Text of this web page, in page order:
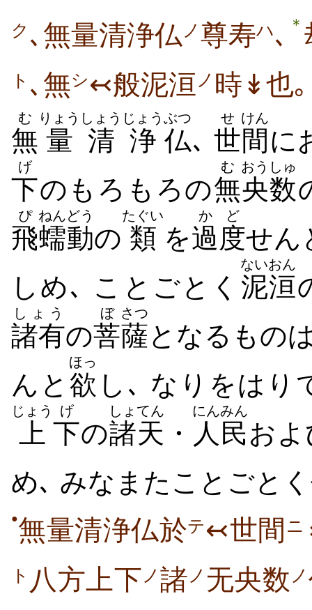
ク ､無量清浄仏 ノ 尊寿ハ､ ＊
ト ､無シ↢般泥洹 ノ 時↡也｡
無
む
量
りょう
清浄
しょうじょう
仏
ぶつ
､ 世
せ
間
けん
に
下
げ
のもろもろの無
む
央数
おうしゅ
飛
ぴ
蠕動
ねんどう
の 類
たぐい
を過度
かど
せん
しめ､ ことごとく 泥洹
ないおん
諸有
しょう
の菩
ぼ
薩
さつ
となるもの
んと 欲
ほっ
し､ なりをはり
上
じょう
下
げ
の諸天
しょてん
・ 人民
にんみん
およ
め､ みなまたことごとく
●無量清浄仏於テ↢世間 ニ
ト 八方上下 ノ 諸 ノ 无央数 ノ